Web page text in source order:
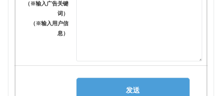
（※输入广告关键
词）
（※输入用户信
息）